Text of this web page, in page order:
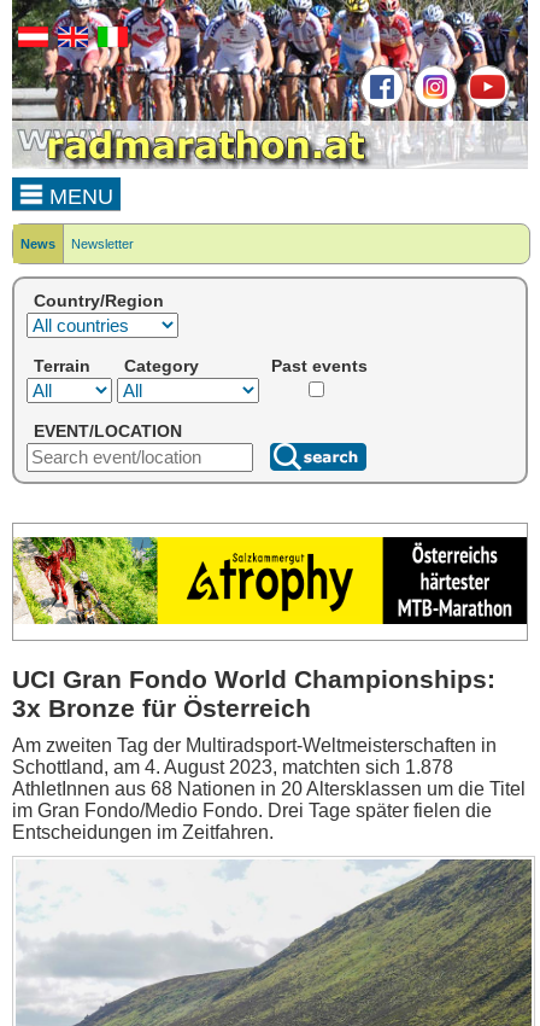
MENU
News Newsletter
Country/Region
Terrain Category Past events
EVENT/LOCATION
UCI Gran Fondo World Championships:
3x Bronze für Österreich
Am zweiten Tag der Multiradsport-Weltmeisterschaften in
Schottland, am 4. August 2023, matchten sich 1.878
AthletInnen aus 68 Nationen in 20 Altersklassen um die Titel
im Gran Fondo/Medio Fondo. Drei Tage später fielen die
Entscheidungen im Zeitfahren.